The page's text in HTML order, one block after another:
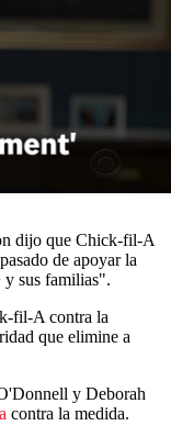
para mantener los
descanso estatales,
a grupos que se
sexo.
agregar varios
rápida Chick-fil-
Harry Bronson y
su oposición a los
dijo que Chick-fil-A
de apoyar la
sus familias".
fil-A contra la
que elimine a
y Deborah
contra la medida.